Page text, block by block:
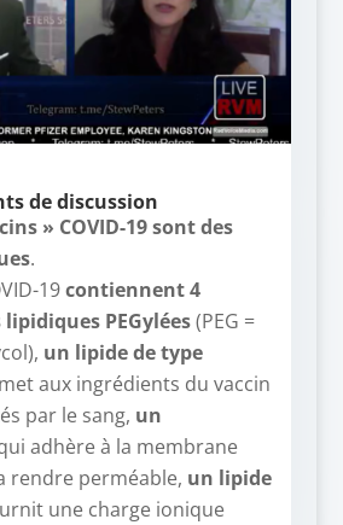
de discussion
» COVID-19 sont des
.
19contiennent 4
PEGylées(PEG =
un lipide de type
aux ingrédients du vaccin
par le sang, un
adhère à la membrane
rendre perméable, un lipide
une charge ionique